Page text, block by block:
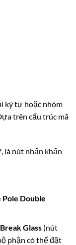
ký tự hoặc nhóm
trên cấu trúc mã
là nút nhấn khẩn
Pole Double
Glass(nút
phận có thể đặt